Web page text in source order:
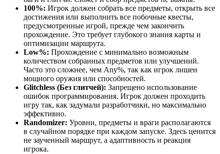
100%: Игрок должен собрать все предметы, открыть все
достижения или выполнить все побочные квесты,
предусмотренные игрой, прежде чем закончить
прохождение. Это требует глубокого знания карты и
оптимизации маршрута.
Low%: Прохождение с минимально возможным
количеством собранных предметов или улучшений.
Часто это сложнее, чем Any%, так как игрок лишен
мощного оружия или способностей.
Glitchless (Без глитчей): Запрещено использование
ошибок программирования. Игрок должен проходить
игру так, как задумали разработчики, но максимально
эффективно.
Randomizer: Уровни, предметы и враги располагаются
в случайном порядке при каждом запуске. Здесь ценится
не заученный маршрут, а адаптивность и реакция
игрока.